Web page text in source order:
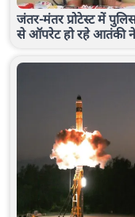
जंतर-मंतर प्रोटेस्ट में
से ऑपरेट हो रहे आतंकी